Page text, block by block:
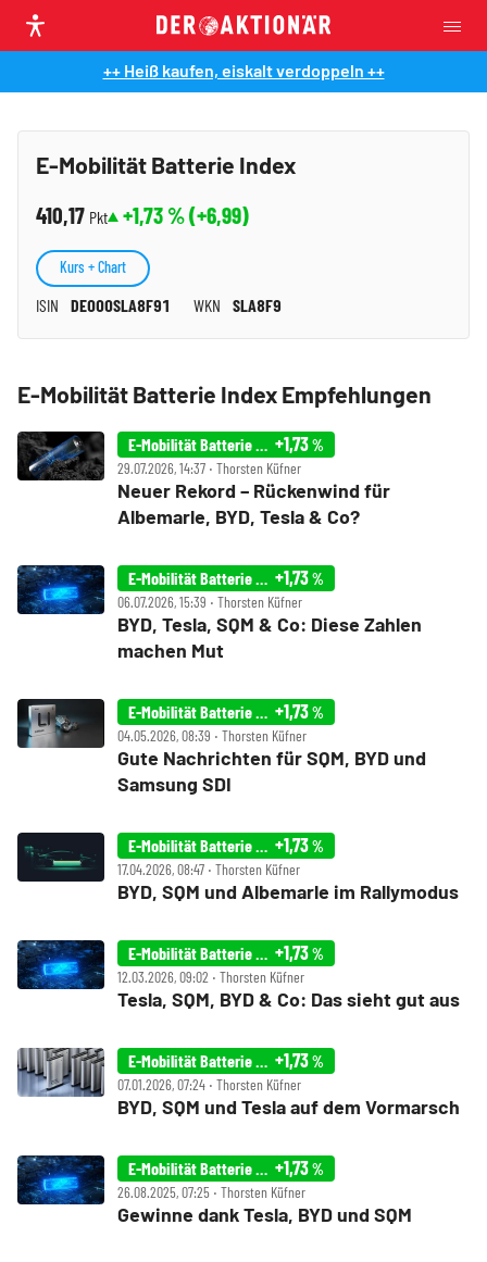
++ Heiß kaufen, eiskalt verdoppeln ++
E-Mobilität Batterie Index
410,17 Pkt +1,73 % (+6,99)
ISIN DE000SLA8F91 WKN SLA8F9
Kurs + Chart
E-Mobilität Batterie Index Empfehlungen
E-Mobilität Batterie Index +1,73%
29.07.2026, 14:37 ‧ Thorsten Küfner
Neuer Rekord – Rückenwind für
Albemarle, BYD, Tesla & Co?
E-Mobilität Batterie Index +1,73%
06.07.2026, 15:39 ‧ Thorsten Küfner
BYD, Tesla, SQM & Co: Diese Zahlen
machen Mut
E-Mobilität Batterie Index +1,73%
04.05.2026, 08:39 ‧ Thorsten Küfner
Gute Nachrichten für SQM, BYD und
Samsung SDI
E-Mobilität Batterie Index +1,73%
17.04.2026, 08:47 ‧ Thorsten Küfner
BYD, SQM und Albemarle im Rallymodus
E-Mobilität Batterie Index +1,73%
12.03.2026, 09:02 ‧ Thorsten Küfner
Tesla, SQM, BYD & Co: Das sieht gut aus
E-Mobilität Batterie Index +1,73%
07.01.2026, 07:24 ‧ Thorsten Küfner
BYD, SQM und Tesla auf dem Vormarsch
E-Mobilität Batterie Index +1,73%
26.08.2025, 07:25 ‧ Thorsten Küfner
Gewinne dank Tesla, BYD und SQM